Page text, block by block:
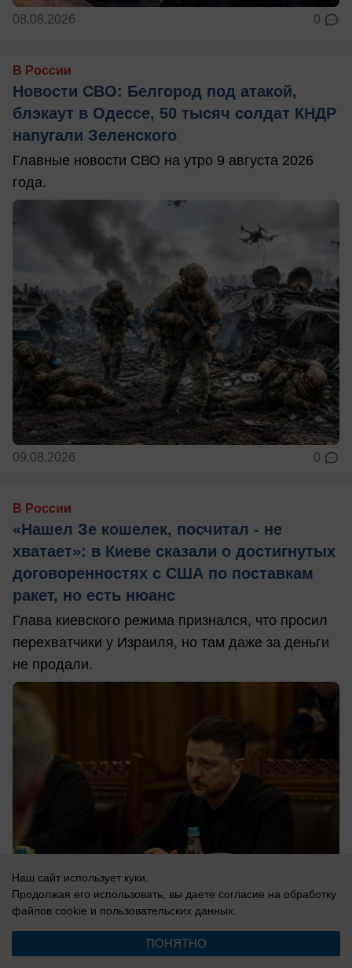
08.08.2026 0
В России
Новости СВО: Белгород под атакой,
блэкаут в Одессе, 50 тысяч солдат КНДР
напугали Зеленского
Главные новости СВО на утро 9 августа 2026
года.
09.08.2026 0
В России
«Нашел Зе кошелек, посчитал - не
хватает»: в Киеве сказали о достигнутых
договоренностях с США по поставкам
ракет, но есть нюанс
Глава киевского режима признался, что просил
перехватчики у Израиля, но там даже за деньги
не продали.
Наш сайт использует куки.
Продолжая его использовать, вы даете согласие на обработку
файлов cookie и пользовательских данных.
ПОНЯТНО